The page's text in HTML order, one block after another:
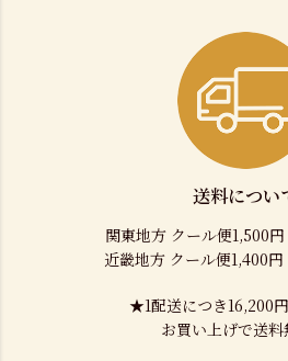
送料につい
関東地方 クール便1,500
近畿地方 クール便1,400
★1配送につき16,200
お買い上げで送料